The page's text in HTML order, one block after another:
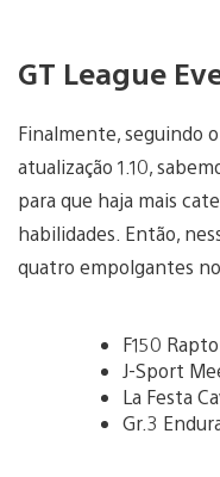
GT League
Finalmente, seguindo
atualização 1.10,
para que haja mais
habilidades. Então,
quatro empolgantes
F150
J-Sport
La Festa
Gr.3